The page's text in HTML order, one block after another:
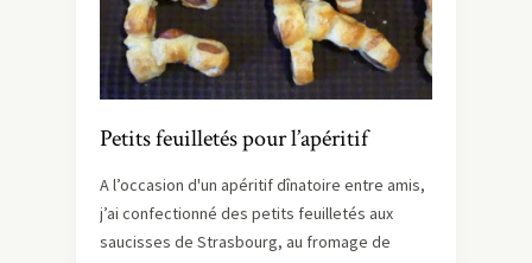
Petits feuilletés pour l’apéritif
A l’occasion d'un apéritif dînatoire entre amis,
j’ai confectionné des petits feuilletés aux
saucisses de Strasbourg, au fromage de